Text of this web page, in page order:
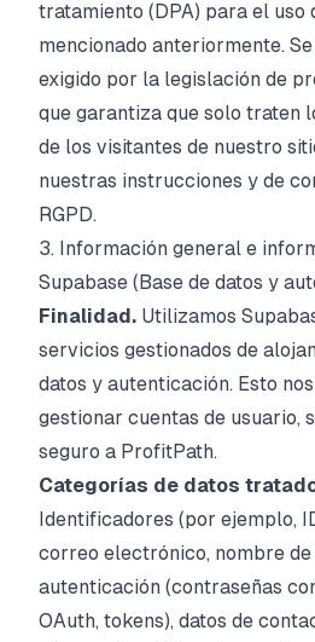
tratamiento (DPA) para el uso
mencionado anteriormente.
exigido por la legislación de
que garantiza que solo traten
de los visitantes de nuestro
nuestras instrucciones y de
RGPD.
3. Información general e
Supabase (Base de datos y
Finalidad. Utilizamos
servicios gestionados de
datos y autenticación. Esto
gestionar cuentas de usuario,
seguro a ProfitPath.
Categorías de datos
Identificadores (por ejemplo,
correo electrónico, nombre de
autenticación (contraseñas
OAuth, tokens), datos de